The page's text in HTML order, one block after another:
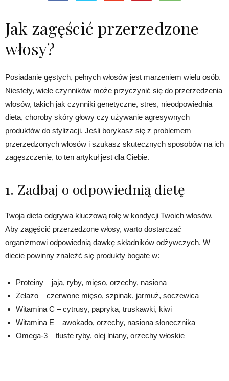
Jak zagęścić przerzedzone
włosy?
Posiadanie gęstych, pełnych włosów jest marzeniem wielu osób.
Niestety, wiele czynników może przyczynić się do przerzedzenia
włosów, takich jak czynniki genetyczne, stres, nieodpowiednia
dieta, choroby skóry głowy czy używanie agresywnych
produktów do stylizacji. Jeśli borykasz się z problemem
przerzedzonych włosów i szukasz skutecznych sposobów na ich
zagęszczenie, to ten artykuł jest dla Ciebie.
1. Zadbaj o odpowiednią dietę
Twoja dieta odgrywa kluczową rolę w kondycji Twoich włosów.
Aby zagęścić przerzedzone włosy, warto dostarczać
organizmowi odpowiednią dawkę składników odżywczych. W
diecie powinny znaleźć się produkty bogate w:
Proteiny – jaja, ryby, mięso, orzechy, nasiona
Żelazo – czerwone mięso, szpinak, jarmuż, soczewica
Witamina C – cytrusy, papryka, truskawki, kiwi
Witamina E – awokado, orzechy, nasiona słonecznika
Omega-3 – tłuste ryby, olej lniany, orzechy włoskie